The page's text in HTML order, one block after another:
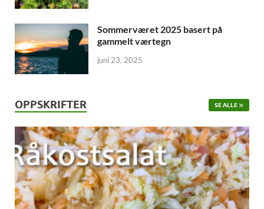
Sommerværet 2025 basert på
gammelt værtegn
juni 23, 2025
OPPSKRIFTER SE ALLE